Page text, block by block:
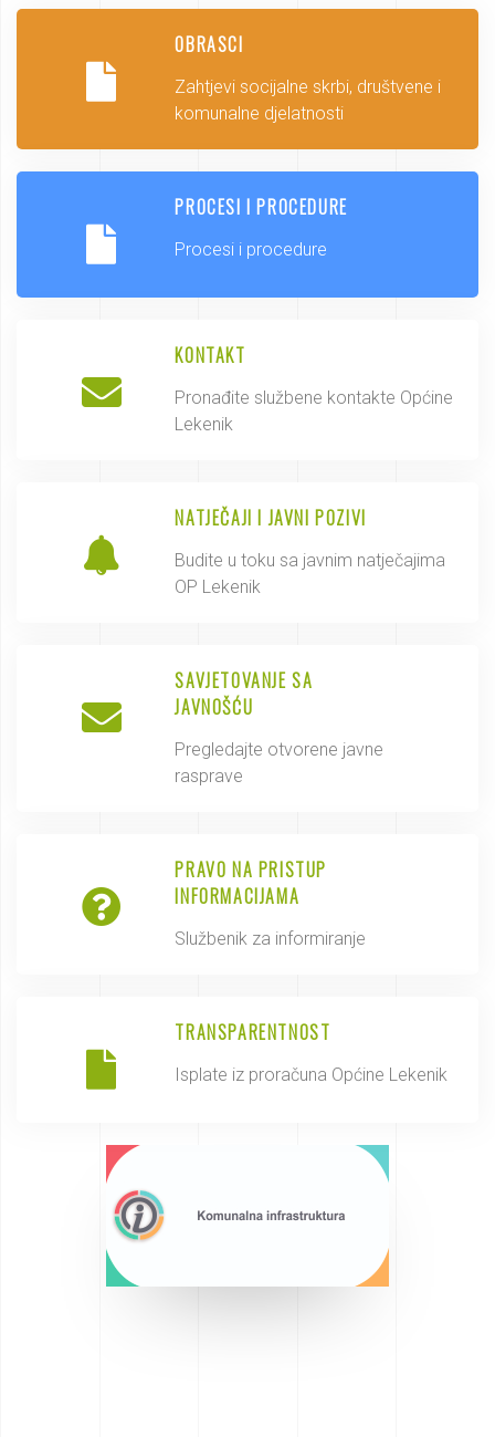
OBRASCI
Zahtjevi socijalne skrbi, društvene i
komunalne djelatnosti
PROCESI I PROCEDURE
Procesi i procedure
KONTAKT
Pronađite službene kontakte Općine
Lekenik
NATJEČAJI I JAVNI POZIVI
Budite u toku sa javnim natječajima
OP Lekenik
SAVJETOVANJE SA
JAVNOŠĆU
Pregledajte otvorene javne
rasprave
PRAVO NA PRISTUP
INFORMACIJAMA
Službenik za informiranje
TRANSPARENTNOST
Isplate iz proračuna Općine Lekenik